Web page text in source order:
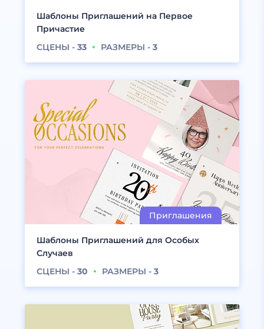
Шаблоны Приглашений на Первое
Причастие
СЦЕНЫ - 33 РАЗМЕРЫ - 3
Шаблоны Приглашений для Особых
Случаев
СЦЕНЫ - 30 РАЗМЕРЫ - 3